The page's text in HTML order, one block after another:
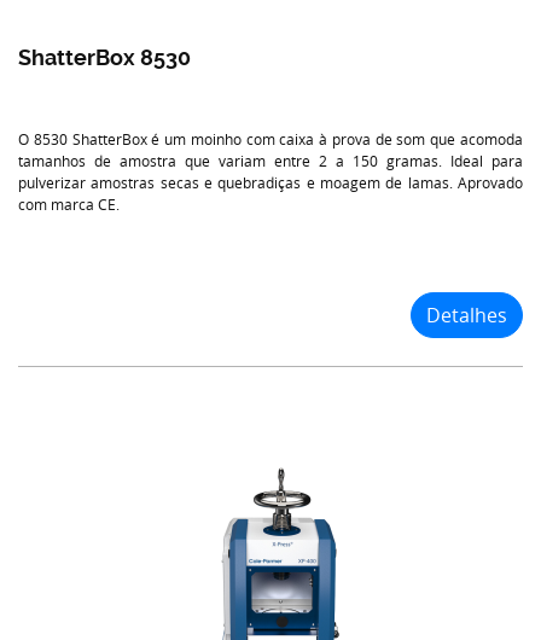
ShatterBox 8530
O 8530 ShatterBox é um moinho com caixa à prova de som que acomoda
tamanhos de amostra que variam entre 2 a 150 gramas. Ideal para
pulverizar amostras secas e quebradiças e moagem de lamas. Aprovado
com marca CE.
Detalhes